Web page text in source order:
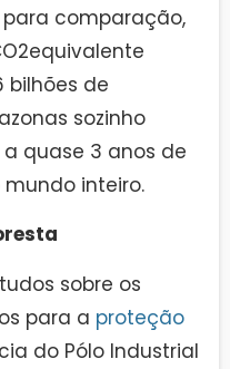
para comparação,
bilhões de
sozinho
quase 3 anos de
inteiro.
sobre os
para a proteção
do Pólo Industrial